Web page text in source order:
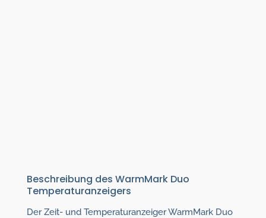
Beschreibung des WarmMark Duo
Temperaturanzeigers
Der Zeit- und Temperaturanzeiger WarmMark Duo